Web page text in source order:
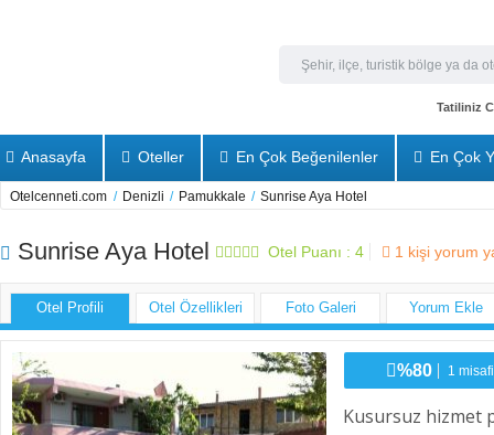
Tatiliniz
Anasayfa Oteller En Çok Beğenilenler En Çok
Otelcenneti.com / Denizli / Pamukkale / Sunrise Aya Hotel
Sunrise Aya Hotel Otel Puanı : 4 1 kişi yorum
Otel Profili Otel Özellikleri Foto Galeri Yorum Ekle
%80 1
Kusursuz hizmet